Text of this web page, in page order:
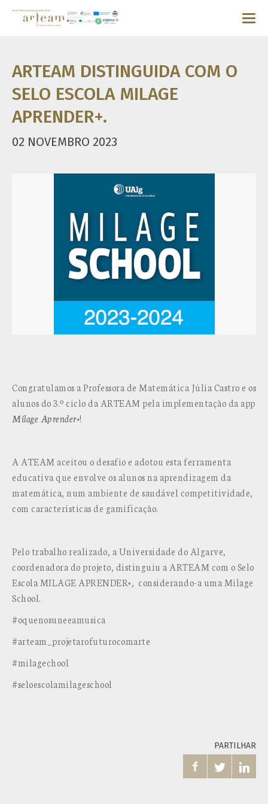
ARTEAM DISTINGUIDA COM O
SELO ESCOLA MILAGE
APRENDER+.
02 NOVEMBRO 2023
Congratulamos a Professora de Matemática Júlia Castro e os
alunos do 3.º ciclo da ARTEAM pela implementação da app
Milage Aprender+!
A ATEAM aceitou o desafio e adotou esta ferramenta
educativa que envolve os alunos na aprendizagem da
matemática, num ambiente de saudável competitividade,
com características de gamificação.
Pelo trabalho realizado, a Universidade do Algarve,
coordenadora do projeto, distinguiu a ARTEAM com o Selo
Escola MILAGE APRENDER+, considerando-a uma Milage
School.
#oquenosuneeamusica
#arteam_projetarofuturocomarte
#milagechool
#seloescolamilageschool
PARTILHAR
  